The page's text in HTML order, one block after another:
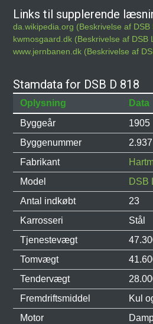
Links til supplerende
da.wikipedia.org (Beskrivelse af
kwmosgaard.dk (Beskrivelse af DSB
www.jernbanen.dk (Beskrivelse af
Stamdata for DSB D 818
Oplysning
Data
Byggeår
1905
Byggenummer
2.937
Fabrikant
Model
DSB
Antal indkøbt
23
Karrosseri
Stål
Tjenestevægt
Tomvægt
Tendervægt
Fremdriftsmiddel
Kul
Motor